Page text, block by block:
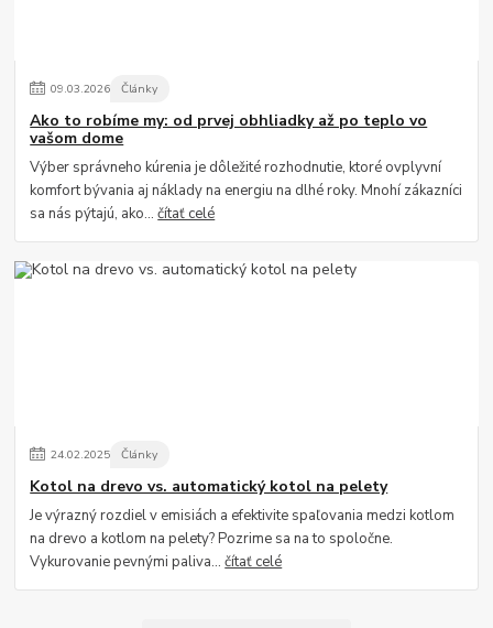
09.03.2026 Články
Ako to robíme my: od prvej obhliadky až po teplo vo
vašom dome
Výber správneho kúrenia je dôležité rozhodnutie, ktoré ovplyvní
komfort bývania aj náklady na energiu na dlhé roky. Mnohí zákazníci
sa nás pýtajú, ako...čítať celé
24.02.2025 Články
Kotol na drevo vs. automatický kotol na pelety
Je výrazný rozdiel v emisiách a efektivite spaľovania medzi kotlom
na drevo a kotlom na pelety? Pozrime sa na to spoločne.
Vykurovanie pevnými paliva...čítať celé